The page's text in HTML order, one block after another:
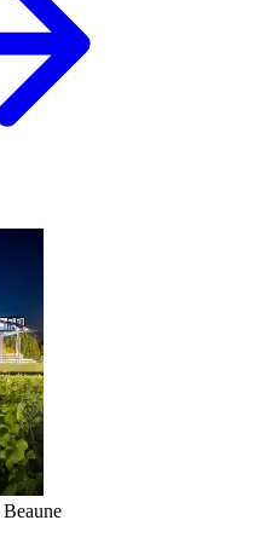
Beaune